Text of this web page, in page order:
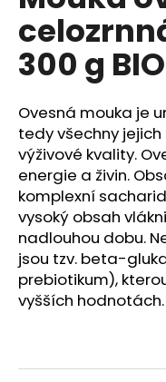
z
5
hvězdiček.
300 g BIO
Ovesná mouka je
tedy všechny
výživové kvality.
energie a živin.
komplexní
vysoký obsah
nadlouhou dobu.
jsou tzv. beta-
prebiotikum),
vyšších hodnotách.
a
j
í
?
D
o
r